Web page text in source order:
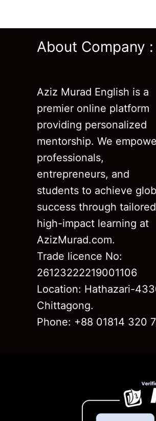
About Company :
Aziz Murad English is a
premier online platform
providing personalized
mentorship. We
professionals,
entrepreneurs, and
students to achieve
success through
high-impact learning at
AzizMurad.com.
Trade licence No:
26123222219001106
Location: Hathazari-
Chittagong.
Phone: +88 01814 320